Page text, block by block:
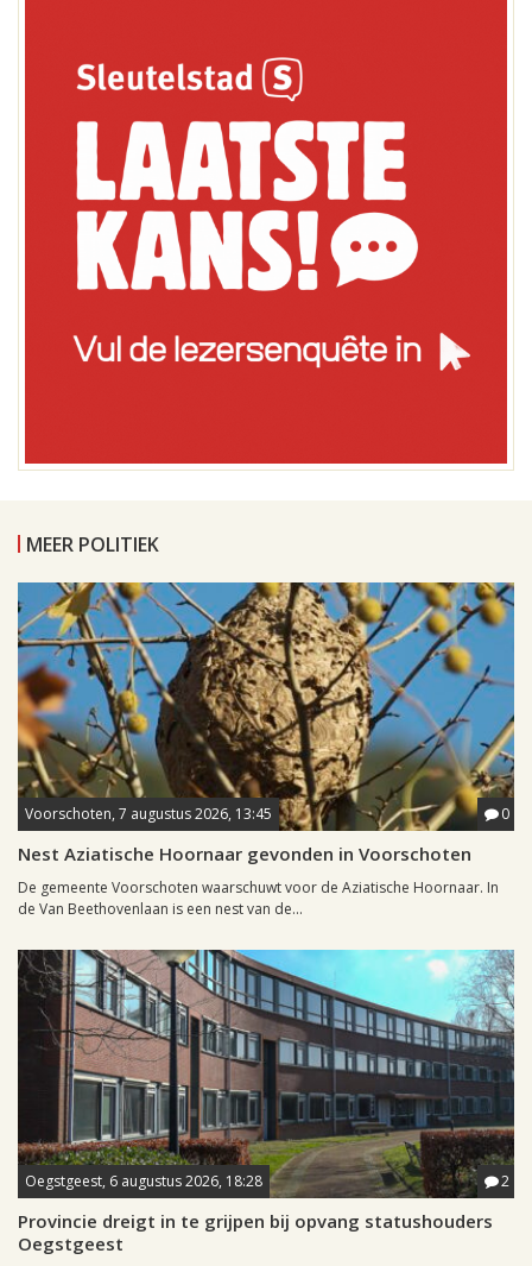
MEER POLITIEK
Voorschoten, 7 augustus 2026, 13:45 0
Nest Aziatische Hoornaar gevonden in Voorschoten
De gemeente Voorschoten waarschuwt voor de Aziatische Hoornaar. In
de Van Beethovenlaan is een nest van de...
Oegstgeest, 6 augustus 2026, 18:28 2
Provincie dreigt in te grijpen bij opvang statushouders
Oegstgeest